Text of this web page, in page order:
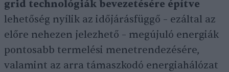
grid technológiák bevezetésére építve
lehetőség nyílik az időjárásfüggő – ezáltal az
előre nehezen jelezhető – megújuló energiák
pontosabb termelési menetrendezésére,
valamint az arra támaszkodó energiahálózat